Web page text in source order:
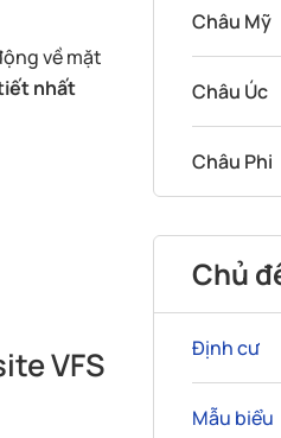
về mặt
nhất
VFS
Châu Mỹ
Châu Úc
Châu Phi
Chủ
Định cư
Mẫu biểu